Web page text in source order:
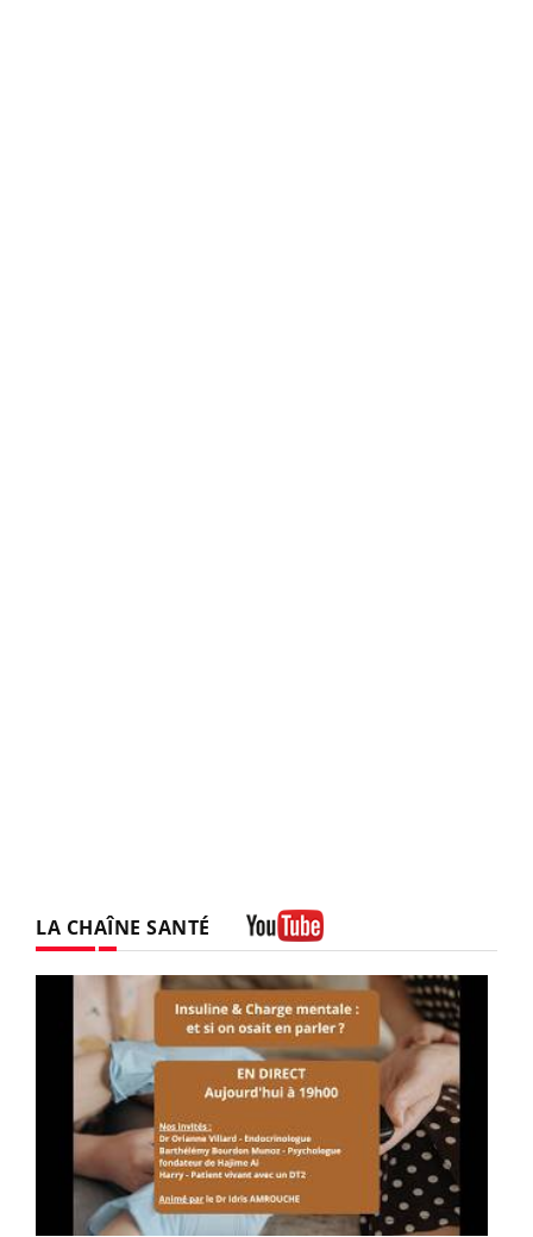
LA CHAÎNE SANTÉ